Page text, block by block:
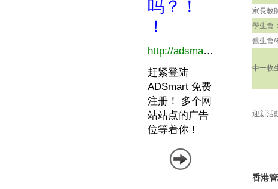
家長教
學生會：
舊生會/
中一收
迎新活
香港